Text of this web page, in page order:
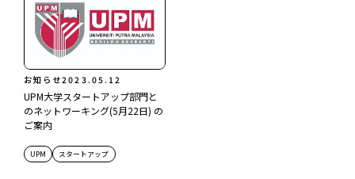
お知らせ2023.05.12
UPM大学スタートアップ部門と
のネットワーキング(5月22日) の
ご案内
UPM スタートアップ